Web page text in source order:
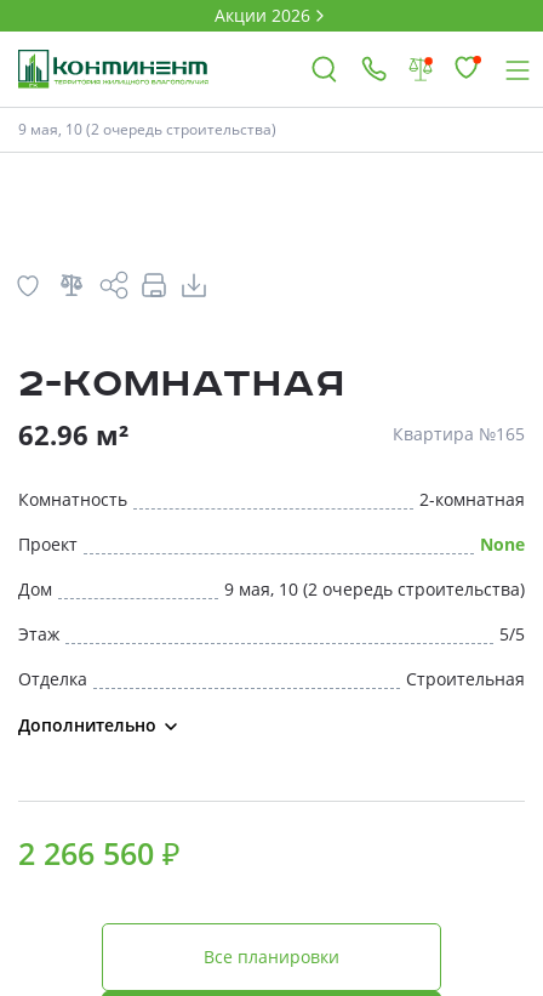
Акции 2026
Акции
Новости
Выбор недвижимости
Офис продаж
Работа
9 мая, 10 (2 очередь строительства)
2-комнатная
62.96 м² Квартира №165
Комнатность
2-комнатная
Проект
None
Дом
9 мая, 10 (2 очередь строительства)
Этаж
5/5
Отделка
Строительная
Дополнительно
2 266 560 ₽
Все планировки
План Комнатность
* Скидки предоставляются в